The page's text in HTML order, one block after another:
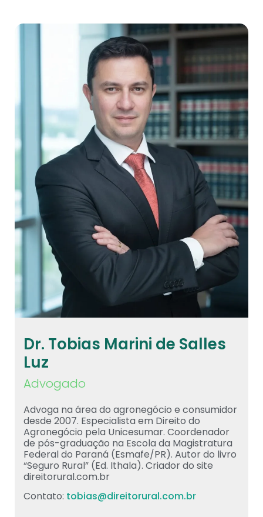
Dr. Tobias Marini de Salles
Luz
Advogado
Advoga na área do agronegócio e consumidor
desde 2007. Especialista em Direito do
Agronegócio pela Unicesumar. Coordenador
de pós-graduação na Escola da Magistratura
Federal do Paraná (Esmafe/PR). Autor do livro
“Seguro Rural” (Ed. Ithala). Criador do site
direitorural.com.br
Contato: tobias@direitorural.com.br